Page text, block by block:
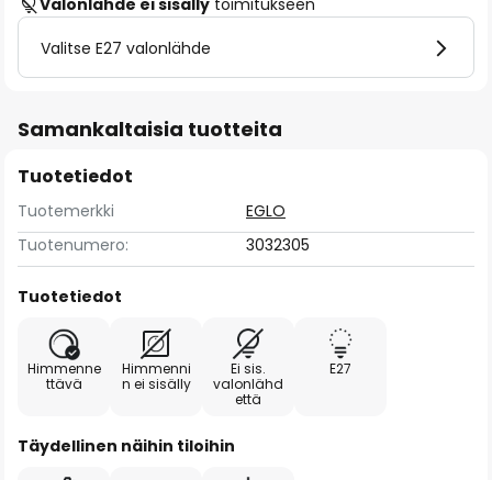
Valonlähde ei sisälly toimitukseen
Valitse E27 valonlähde
Samankaltaisia tuotteita
Tuotetiedot
Tuotemerkki
EGLO
Tuotenumero:
3032305
Tuotetiedot
Himmenne
ttävä
Himmenni
n ei sisälly
Ei sis.
valonlähd
että
E27
Täydellinen näihin tiloihin